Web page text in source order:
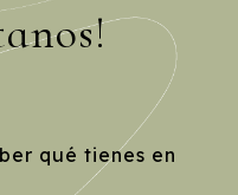
qué tienes en